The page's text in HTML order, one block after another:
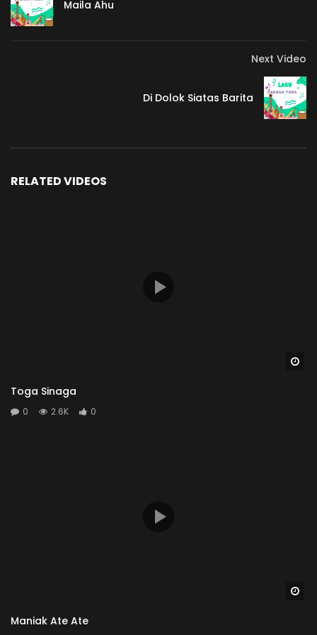
Maila Ahu
Next Video
Di Dolok Siatas Barita
RELATED VIDEOS
Toga Sinaga
0 2.6K 0
Maniak Ate Ate